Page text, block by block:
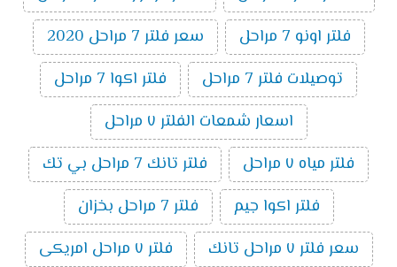
فلتر اونو 7 مراحل
سعر فلتر 7 مراحل 2020
توصيلات فلتر 7 مراحل
فلتر اكوا 7 مراحل
اسعار شمعات الفلتر ٧ مراحل
فلتر مياه ٧ مراحل
فلتر تانك 7 مراحل بي تك
فلتر اكوا جيم
فلتر 7 مراحل بخزان
سعر فلتر ٧ مراحل تانك
فلتر ٧ مراحل امريكى